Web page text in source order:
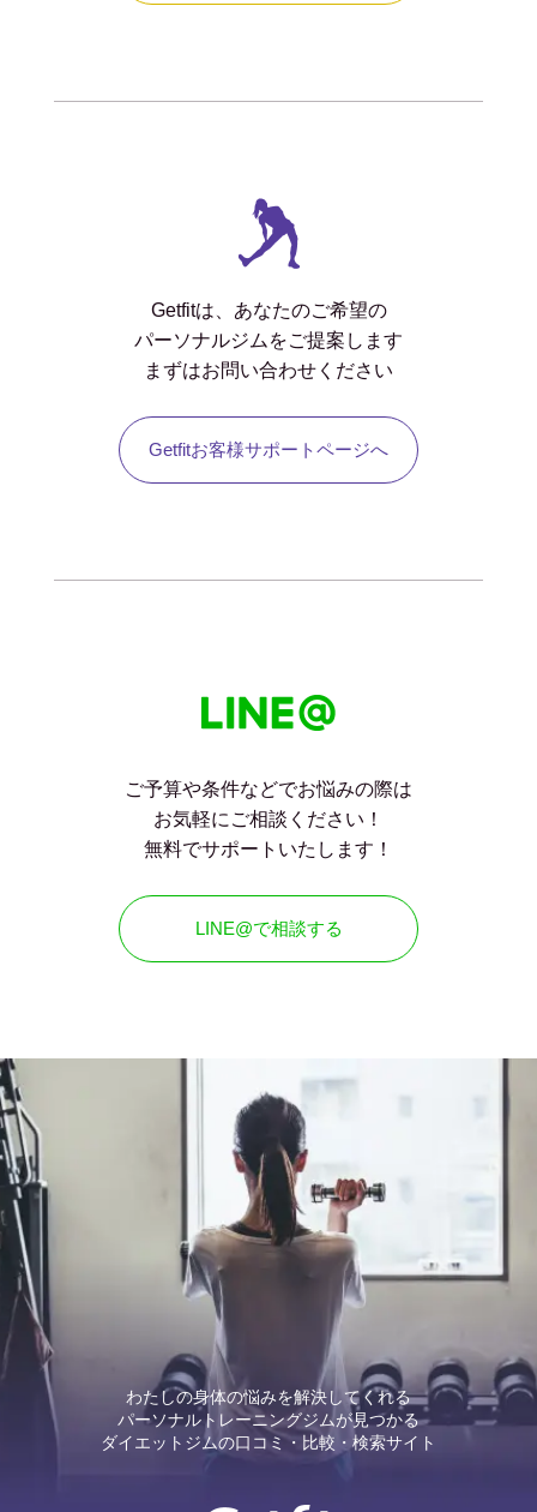
Getfitは、あなたのご希望の
パーソナルジムをご提案します
まずはお問い合わせください
Getfitお客様サポートページへ
ご予算や条件などでお悩みの際は
お気軽にご相談ください！
無料でサポートいたします！
LINE@で相談する
わたしの身体の悩みを解決してくれる
パーソナルトレーニングジムが見つかる
ダイエットジムの口コミ・比較・検索サイト